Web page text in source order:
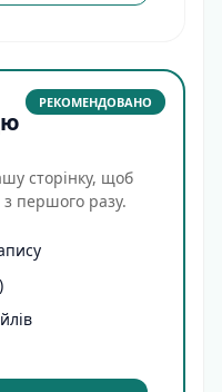
РЕКОМЕНДОВАНО
сторінку, щоб
першого разу.